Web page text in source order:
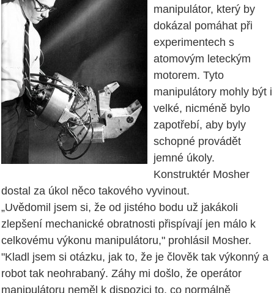
manipulátor, který by
dokázal pomáhat při
experimentech s
atomovým leteckým
motorem. Tyto
manipulátory mohly být i
velké, nicméně bylo
zapotřebí, aby byly
schopné provádět
jemné úkoly.
Konstruktér Mosher
dostal za úkol něco takového vyvinout.
„Uvědomil jsem si, že od jistého bodu už jakákoli
zlepšení mechanické obratnosti přispívají jen málo k
celkovému výkonu manipulátoru," prohlásil Mosher.
"Kladl jsem si otázku, jak to, že je člověk tak výkonný a
robot tak neohrabaný. Záhy mi došlo, že operátor
manipulátoru neměl k dispozici to, co normálně